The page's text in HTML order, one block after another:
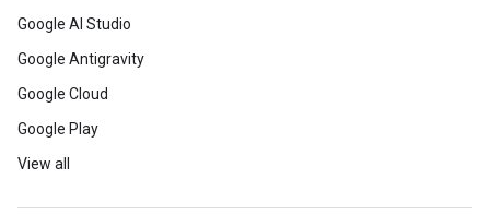
Google AI Studio
Google Antigravity
Google Cloud
Google Play
View all